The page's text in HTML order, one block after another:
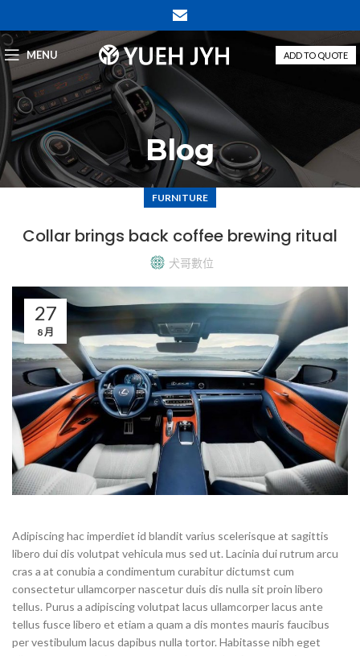
MENU ADD TO QUOTE
Blog
FURNITURE
Collar brings back coffee brewing ritual
犬哥數位
27
8 月
Adipiscing hac imperdiet id blandit varius scelerisque at sagittis
libero dui dis volutpat vehicula mus sed ut. Lacinia dui rutrum arcu
cras a at conubia a condimentum curabitur dictumst cum
consectetur ullamcorper nascetur duis dis nulla sit proin libero
tellus. Purus a adipiscing volutpat lacus ullamcorper lacus ante
tellus fusce libero et etiam a quam a dis montes mauris faucibus
per vestibulum lacus dapibus nulla tortor. Habitasse nibh eget